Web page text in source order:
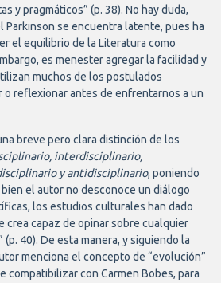
y pragmáticos” (p. 38). No hay duda,
Parkinson se encuentra latente, pues ha
el equilibrio de la Literatura como
es menester agregar la facilidad y
muchos de los postulados
o reflexionar antes de enfrentarnos a un
breve pero clara distinción de los
interdisciplinario,
y antidisciplinario, poniendo
el autor no desconoce un diálogo
los estudios culturales han dado
crea capaz de opinar sobre cualquier
40). De esta manera, y siguiendo la
menciona el concepto de “evolución”
compatibilizar con Carmen Bobes, para